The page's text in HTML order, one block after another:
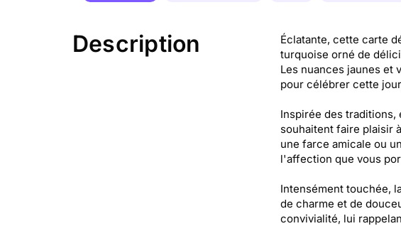
Description
Éclatante, cette carte
turquoise orné de
Les nuances jaunes et
pour célébrer cette
Inspirée des traditions,
souhaitent faire plaisir
une farce amicale ou
l'affection que vous
Intensément touchée,
de charme et de
convivialité, lui